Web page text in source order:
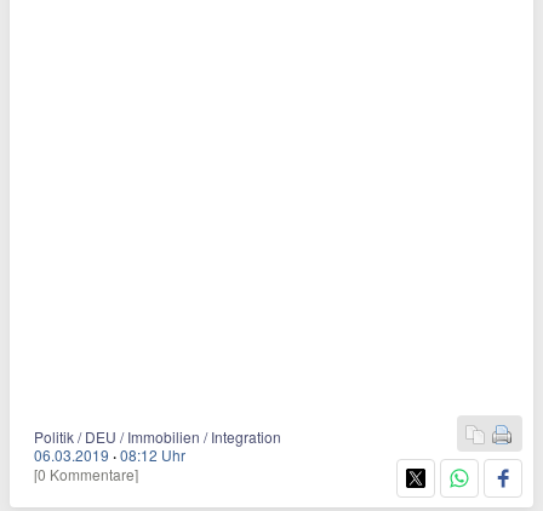
Politik / DEU / Immobilien / Integration
06.03.2019 ·08:12 Uhr
[0 Kommentare]